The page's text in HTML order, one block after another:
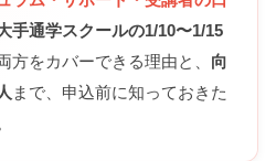
手通学スクールの1/10〜1/15
方をカバーできる理由と、 向
まで、申込前に知っておきた